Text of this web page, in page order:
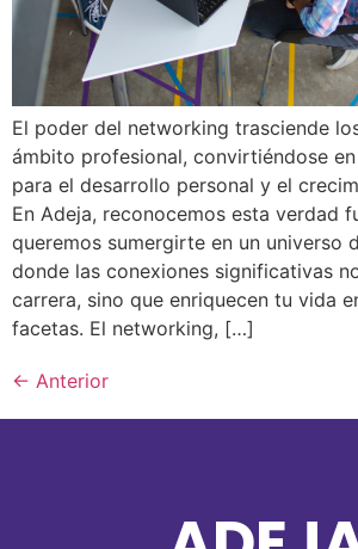
El poder del networking trasciende
ámbito profesional, convirtiéndose
para el desarrollo personal y el
En Adeja, reconocemos esta verdad
queremos sumergirte en un universo
donde las conexiones significativas
carrera, sino que enriquecen tu vida
facetas. El networking, […]
← Anterior